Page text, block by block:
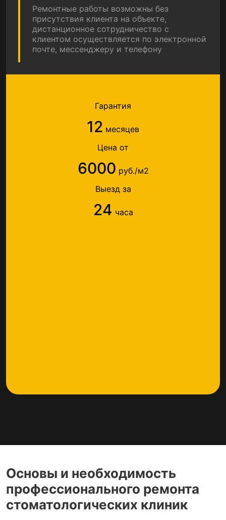
Ремонтные работы возможны без
присутствия клиента на объекте,
дистанционное сотрудничество с
клиентом осуществляется по электронной
почте, мессенджеру и телефону
Гарантия
12 месяцев
Цена от
6000 руб./м2
Выезд за
24 часа
Основы и необходимость
профессионального ремонта
стоматологических клиник